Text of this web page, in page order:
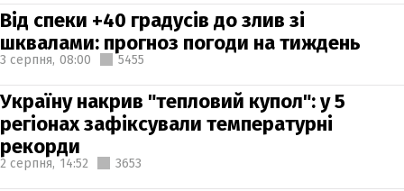
Від спеки +40 градусів до злив зі
шквалами: прогноз погоди на тиждень
3 серпня, 08:00 5455
Україну накрив "тепловий купол": у 5
регіонах зафіксували температурні
рекорди
2 серпня, 14:52 3653